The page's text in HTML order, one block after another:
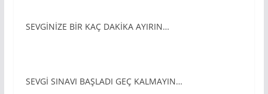
SEVGİNİZE BİR KAÇ DAKİKA AYIRIN…
SEVGİ SINAVI BAŞLADI GEÇ KALMAYIN…